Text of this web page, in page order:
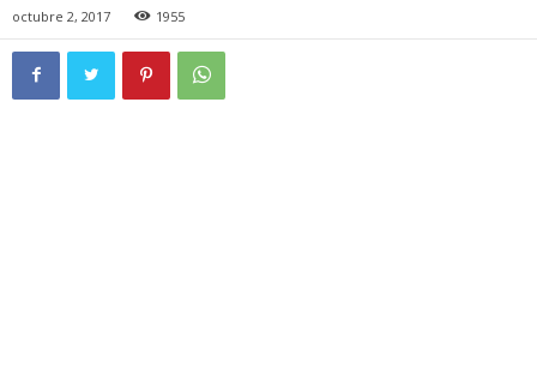
octubre 2, 2017 1955